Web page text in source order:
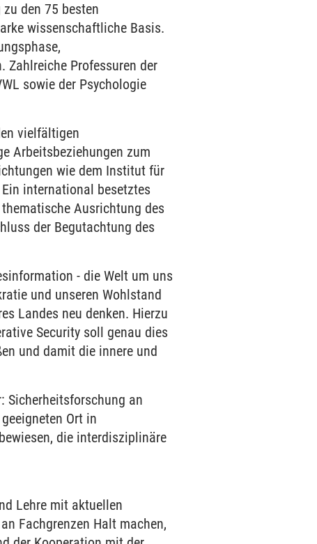
den 75 besten
wissenschaftliche Basis.
Zahlreiche Professuren der
sowie der Psychologie
vielfältigen
Arbeitsbeziehungen zum
wie dem Institut für
international besetztes
Ausrichtung des
der Begutachtung des
- die Welt um uns
und unseren Wohlstand
Landes neu denken. Hierzu
Security soll genau dies
und damit die innere und
Sicherheitsforschung an
Ort in
die interdisziplinäre
Lehre mit aktuellen
Fachgrenzen Halt machen,